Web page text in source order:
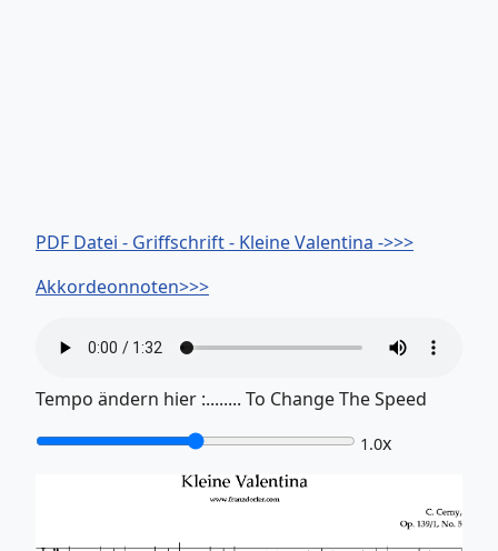
PDF Datei - Griffschrift - Kleine Valentina ->>>
Akkordeonnoten>>>
Tempo ändern hier :........ To Change The Speed
1.0x